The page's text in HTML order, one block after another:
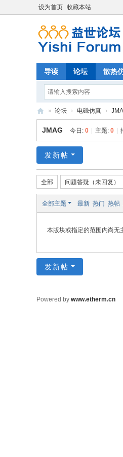
设为首页 收藏本站
导读 论坛 散热
世
坛
» 论坛 › 电磁仿真 ›
JMAG 今日: 0 主题: 0
发新帖
全部 问题答疑（未回复）
全部主题 最新 热门 热帖
本版块或指定的范围内尚无
发新帖
Powered by www.etherm.cn